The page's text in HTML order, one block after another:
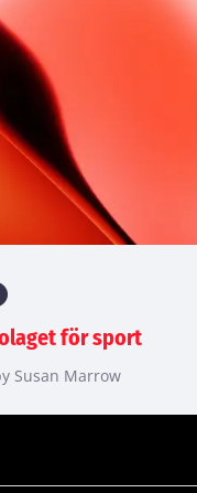
för sport
Susan Marrow